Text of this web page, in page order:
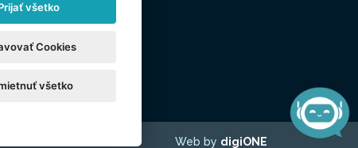
Web by digiONE
všetko
Cookies
všetko